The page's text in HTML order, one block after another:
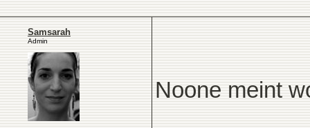
Samsarah
Admin
Noone meint